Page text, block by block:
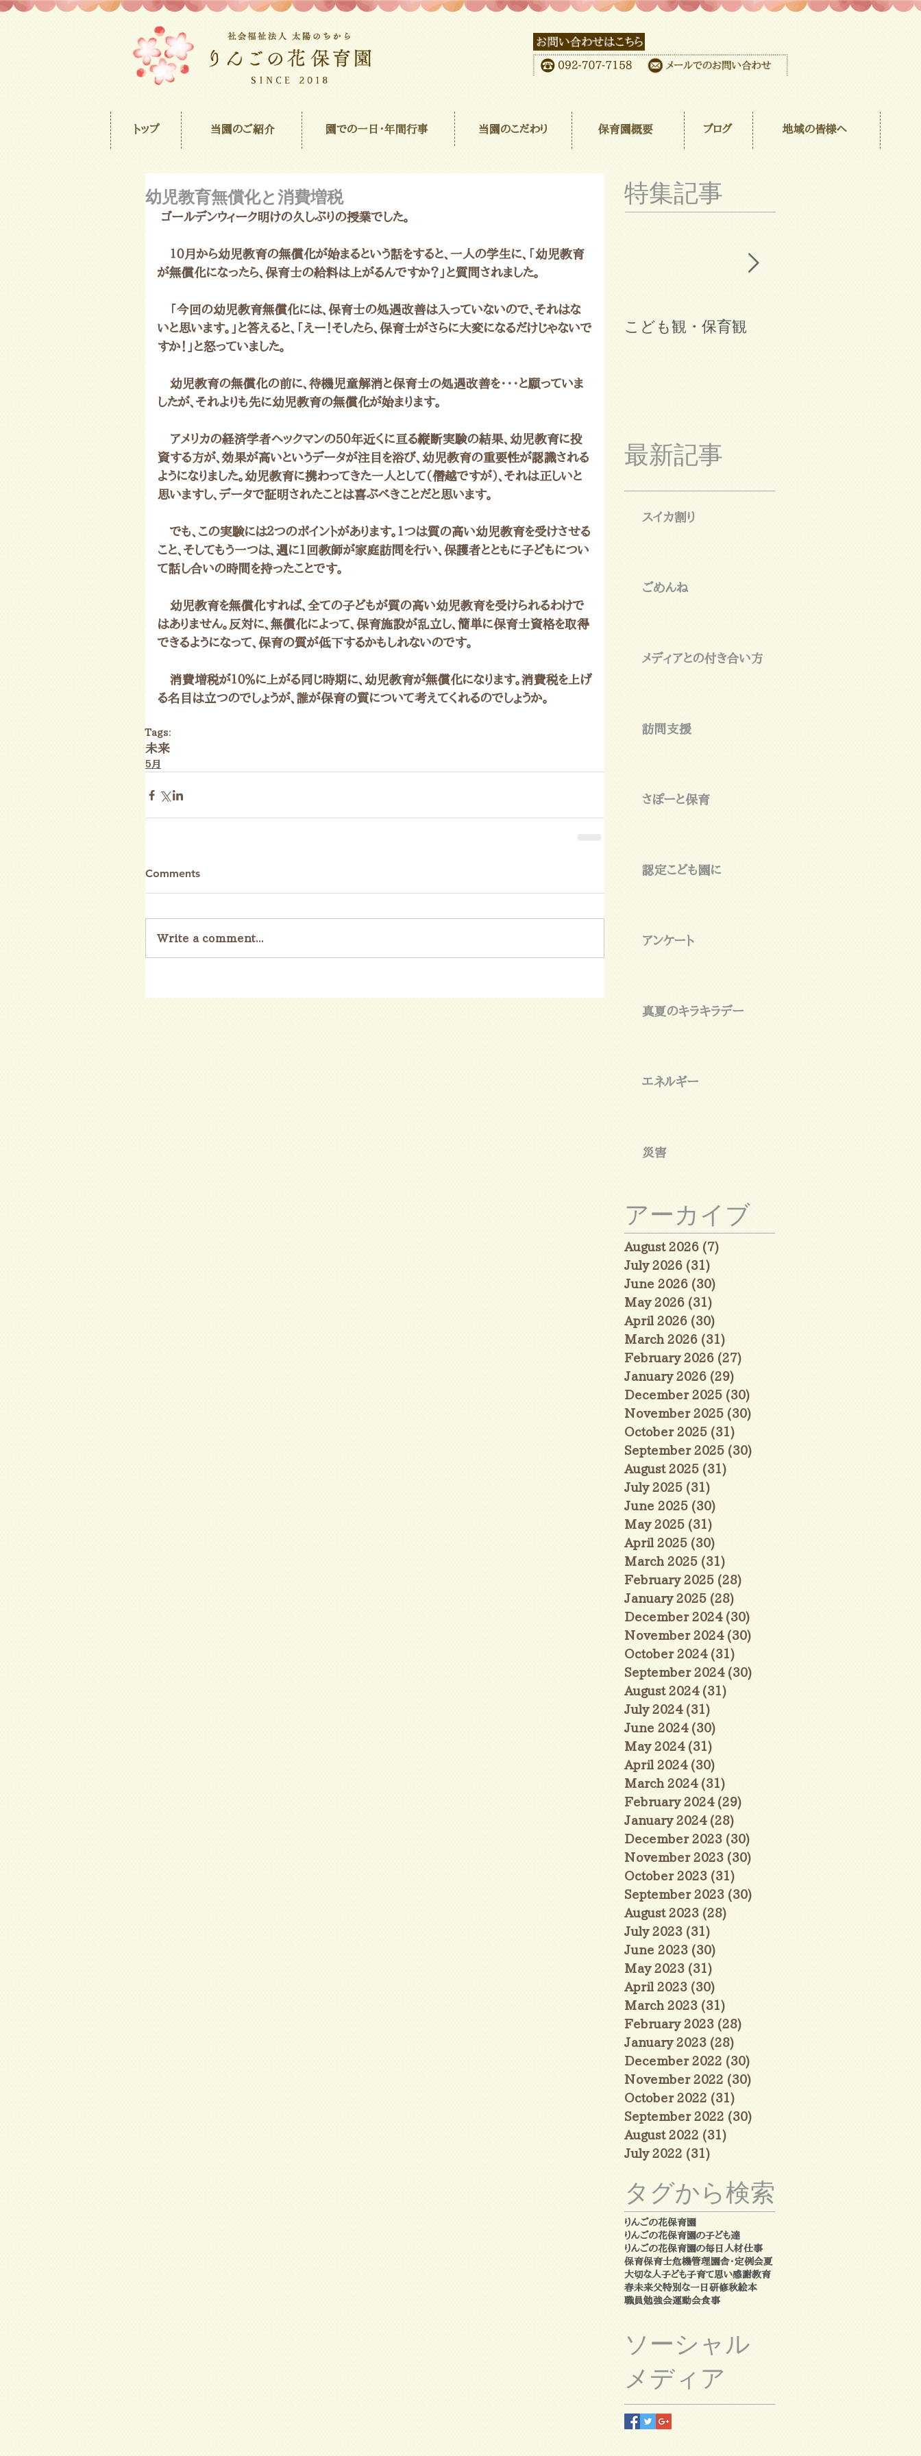
トップ 当園のご紹介 園での一日･年間行事 当園のこだわり 保育園概要 ブログ 地域の皆様へ
幼児教育無償化と消費増税
ゴールデンウィーク明けの久しぶりの授業でした。
１０月から幼児教育の無償化が始まるという話をすると、一人の学生に、「幼児教育
が無償化になったら、保育士の給料は上がるんですか？」と質問されました。
「今回の幼児教育無償化には、保育士の処遇改善は入っていないので、それはな
いと思います。」と答えると、「えー！そしたら、保育士がさらに大変になるだけじゃないで
すか！」と怒っていました。
幼児教育の無償化の前に、待機児童解消と保育士の処遇改善を・・・と願っていま
したが、それよりも先に幼児教育の無償化が始まります。
アメリカの経済学者ヘックマンの５０年近くに亘る縦断実験の結果、幼児教育に投
資する方が、効果が高いというデータが注目を浴び、幼児教育の重要性が認識される
ようになりました。幼児教育に携わってきた一人として（僭越ですが）、それは正しいと
思いますし、データで証明されたことは喜ぶべきことだと思います。
でも、この実験には２つのポイントがあります。１つは質の高い幼児教育を受けさせる
こと、そしてもう一つは、週に１回教師が家庭訪問を行い、保護者とともに子どもについ
て話し合いの時間を持ったことです。
幼児教育を無償化すれば、全ての子どもが質の高い幼児教育を受けられるわけで
はありません。反対に、無償化によって、保育施設が乱立し、簡単に保育士資格を取得
できるようになって、保育の質が低下するかもしれないのです。
消費増税が１０％に上がる同じ時期に、幼児教育が無償化になります。消費税を上げ
る名目は立つのでしょうが、誰が保育の質について考えてくれるのでしょうか。
Tags:
未来
5月
Comments
Write a comment...
特集記事
こども観・保育観
最新記事
スイカ割り
ごめんね
メディアとの付き合い方
訪問支援
さぽーと保育
認定こども園に
アンケート
真夏のキラキラデー
エネルギー
災害
アーカイブ
August 2026 (7)
July 2026 (31)
June 2026 (30)
May 2026 (31)
April 2026 (30)
March 2026 (31)
February 2026 (27)
January 2026 (29)
December 2025 (30)
November 2025 (30)
October 2025 (31)
September 2025 (30)
August 2025 (31)
July 2025 (31)
June 2025 (30)
May 2025 (31)
April 2025 (30)
March 2025 (31)
February 2025 (28)
January 2025 (28)
December 2024 (30)
November 2024 (30)
October 2024 (31)
September 2024 (30)
August 2024 (31)
July 2024 (31)
June 2024 (30)
May 2024 (31)
April 2024 (30)
March 2024 (31)
February 2024 (29)
January 2024 (28)
December 2023 (30)
November 2023 (30)
October 2023 (31)
September 2023 (30)
August 2023 (28)
July 2023 (31)
June 2023 (30)
May 2023 (31)
April 2023 (30)
March 2023 (31)
February 2023 (28)
January 2023 (28)
December 2022 (30)
November 2022 (30)
October 2022 (31)
September 2022 (30)
August 2022 (31)
July 2022 (31)
タグから検索
りんごの花保育園
りんごの花保育園の子ども達
りんごの花保育園の毎日 人材仕事
保育保育士危機管理園舎・定例会夏
大切な人子ども子育て思い感謝教育
春未来父特別な一日研修秋絵本
職員勉強会運動会食事
ソーシャル
メディア